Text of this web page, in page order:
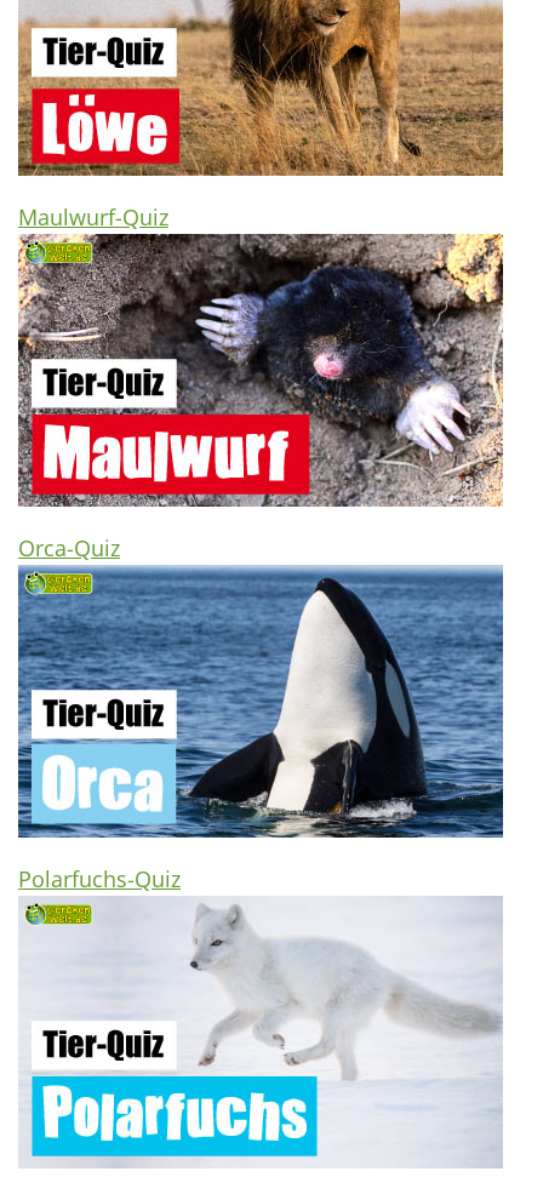
Maulwurf-Quiz
Orca-Quiz
Polarfuchs-Quiz